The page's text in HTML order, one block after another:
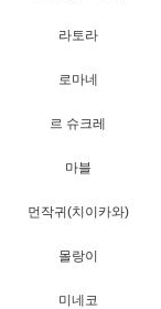
라토라
로마네
르 슈크레
마블
먼작귀(치이카와)
몰랑이
미네코